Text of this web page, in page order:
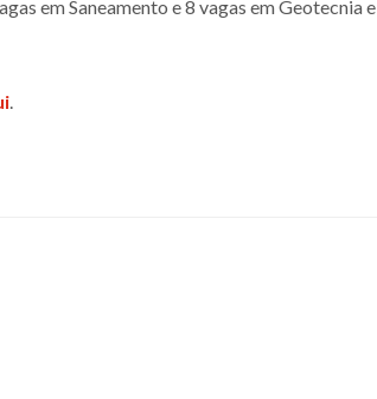
em Saneamento e 8 vagas em Geotecnia e
.